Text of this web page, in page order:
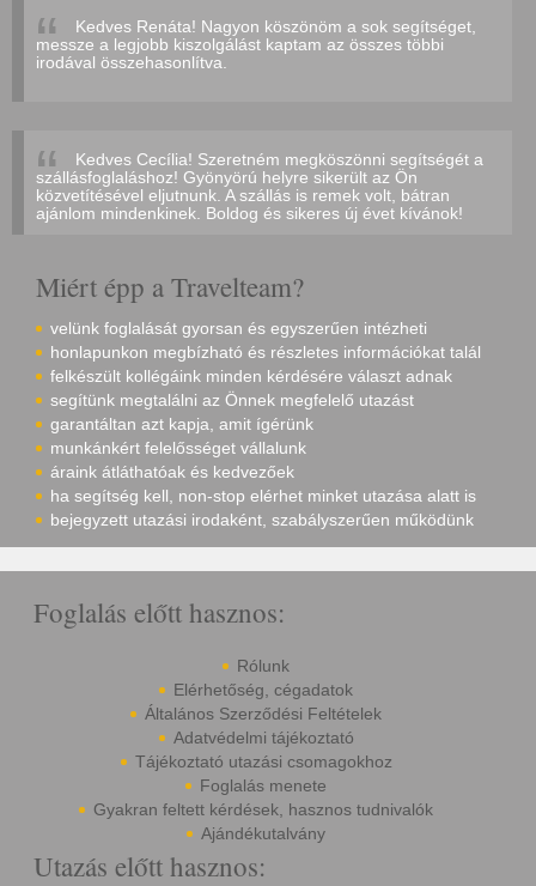
Kedves Renáta! Nagyon köszönöm a sok segítséget,
messze a legjobb kiszolgálást kaptam az összes többi
irodával összehasonlítva.
Kedves Cecília! Szeretném megköszönni segítségét a
szállásfoglaláshoz! Gyönyörú helyre sikerült az Ön
közvetítésével eljutnunk. A szállás is remek volt, bátran
ajánlom mindenkinek. Boldog és sikeres új évet kívánok!
Miért épp a Travelteam?
velünk foglalását gyorsan és egyszerűen intézheti
honlapunkon megbízható és részletes információkat talál
felkészült kollégáink minden kérdésére választ adnak
segítünk megtalálni az Önnek megfelelő utazást
garantáltan azt kapja, amit ígérünk
munkánkért felelősséget vállalunk
áraink átláthatóak és kedvezőek
ha segítség kell, non-stop elérhet minket utazása alatt is
bejegyzett utazási irodaként, szabályszerűen működünk
Foglalás előtt hasznos:
Rólunk
Elérhetőség, cégadatok
Általános Szerződési Feltételek
Adatvédelmi tájékoztató
Tájékoztató utazási csomagokhoz
Foglalás menete
Gyakran feltett kérdések, hasznos tudnivalók
Ajándékutalvány
Utazás előtt hasznos: